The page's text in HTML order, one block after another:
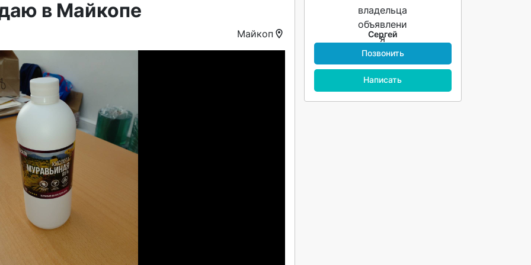
в Майкопе
Майкоп
Сергей
Позвонить
Написать